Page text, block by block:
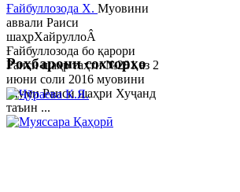
Ғайбуллозода Х. Муовини
аввали Раиси
шаҳрХайруллоÂ
Ғайбуллозода бо қарори
Раиси шаҳр таҳти №281 аз 2
июни соли 2016 муовини
якуми Раиси шаҳри Хуҷанд
таъин ...
Роҳбарони сохторҳо